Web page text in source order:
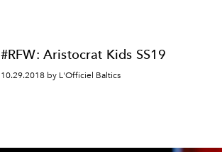
#RFW: Aristocrat Kids SS19
10.29.2018 by L'Officiel Baltics